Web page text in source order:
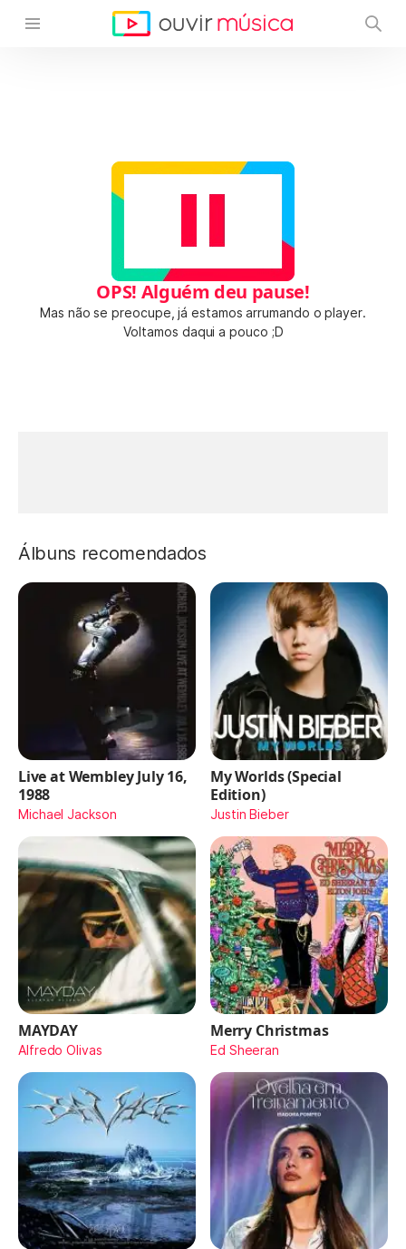
OPS! Alguém deu pause!
Mas não se preocupe, já estamos arrumando o player.
Voltamos daqui a pouco ;D
Álbuns recomendados
Live at Wembley July 16,
1988
Michael Jackson
My Worlds (Special
Edition)
Justin Bieber
MAYDAY
Alfredo Olivas
Merry Christmas
Ed Sheeran